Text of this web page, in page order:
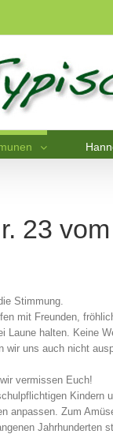
23
Stimmung.
mit Freunden,
Laune halten. Keine
wir uns auch nicht
vermissen Euch!
Kindern
anpassen. Zum
Jahrhunderten